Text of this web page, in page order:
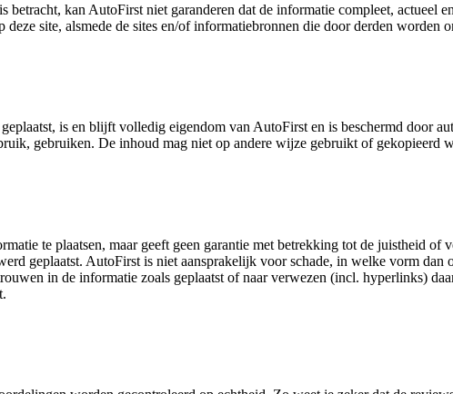
kan AutoFirst niet garanderen dat de informatie compleet, actueel
site, alsmede de sites en/of informatiebronnen die door derden worden
is en blijft volledig eigendom van AutoFirst en is beschermd door
gebruiken. De inhoud mag niet op andere wijze gebruikt of gekopieerd
te plaatsen, maar geeft geen garantie met betrekking tot de juistheid
geplaatst. AutoFirst is niet aansprakelijk voor schade, in welke vorm
in de informatie zoals geplaatst of naar verwezen (incl. hyperlinks)